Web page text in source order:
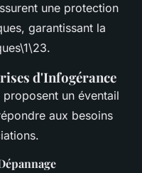
une protection
garantissant la
d'Infogérance
un éventail
aux besoins